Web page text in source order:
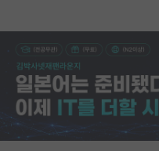
취업 게시판
임용 후기 게시판
PI 전용 게시판